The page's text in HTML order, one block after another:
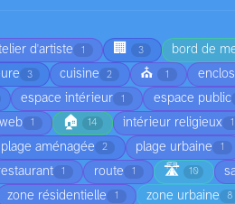
d'artiste 1 🏢 3 bord de
3 cuisine 2 ⛪ 1 enclos
espace intérieur 1 espace public
1 🏠 14 intérieur religieux 1
plage aménagée 2 plage urbaine 1
1 route 1 🛣️ 10
zone résidentielle 1 zone urbaine 8